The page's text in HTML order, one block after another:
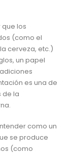
los
(como el
cerveza, etc.)
un papel
es una de
de la
como un
se produce
(como